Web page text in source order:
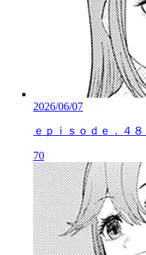
2026/06/07
ｅｐｉｓｏｄｅ．４
70